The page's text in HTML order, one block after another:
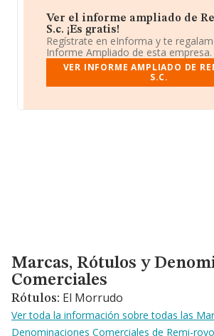
Ver el informe ampliado de
S.c. ¡Es gratis!
Regístrate en eInforma y te
Informe Ampliado de esta empresa.
VER INFORME AMPLIADO DE
S.C.
Marcas, Rótulos y Denominaciones
Marcas, Rótulos y
Comerciales
Rótulos: El Morrudo
Ver toda la información sobre todas las
Denominaciones Comerciales de Remi-royo